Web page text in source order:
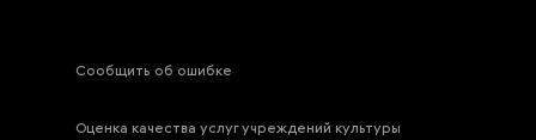
Сообщить об ошибке
Оценка качества услуг учреждений культуры